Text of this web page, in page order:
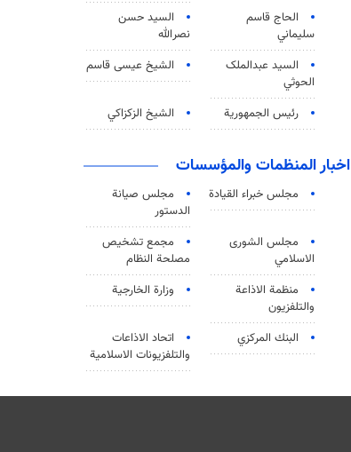
الحاج قاسم
سليماني
السيد حسن
نصرالله
السید عبدالملک
الحوثي
الشيخ عيسى قاسم
رئيس الجمهورية الشيخ الزكزاكي
اخبار المنظمات والمؤسسات
مجلس خبراء القيادة
مجلس صيانة
الدستور
مجلس الشورى
الاسلامي
مجمع تشخيص
مصلحة النظام
منظمة الاذاعة
والتلفزیون
وزارة الخارجية
البنك المركزي
اتحاد الاذاعات
والتلفزيونات الاسلامية